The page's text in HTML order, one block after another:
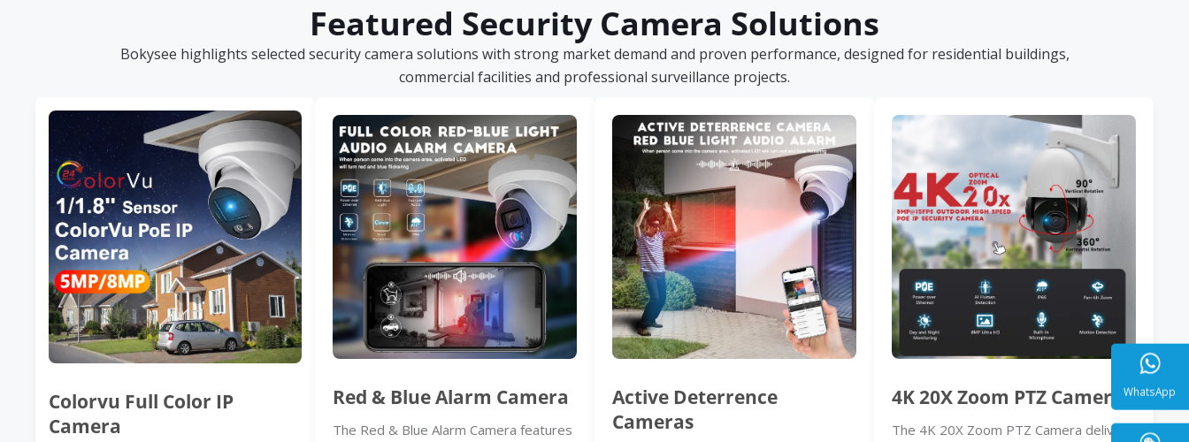
Featured Security Camera Solutions
Bokysee highlights selected security camera solutions with strong market demand and proven performance, designed for residential buildings,
commercial facilities and professional surveillance projects.
Colorvu Full Color IP
Camera
Red & Blue Alarm Camera
The Red & Blue Alarm Camera features
Active Deterrence
Cameras
4K 20X Zoom PTZ Camera
The 4K 20X Zoom PTZ Camera delivers